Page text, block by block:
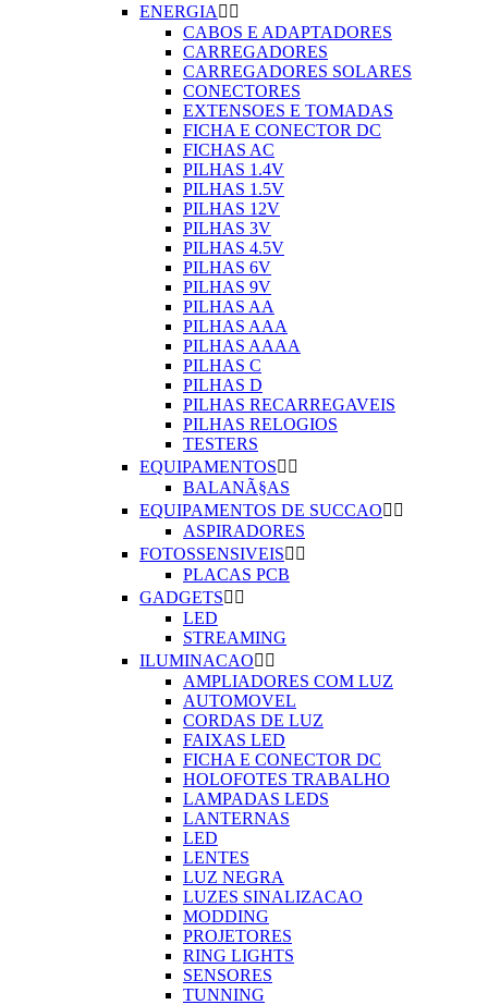
ENERGIA  
CABOS E ADAPTADORES
CARREGADORES
CARREGADORES SOLARES
CONECTORES
EXTENSOES E TOMADAS
FICHA E CONECTOR DC
FICHAS AC
PILHAS 1.4V
PILHAS 1.5V
PILHAS 12V
PILHAS 3V
PILHAS 4.5V
PILHAS 6V
PILHAS 9V
PILHAS AA
PILHAS AAA
PILHAS AAAA
PILHAS C
PILHAS D
PILHAS RECARREGAVEIS
PILHAS RELOGIOS
TESTERS
EQUIPAMENTOS 
BALANÃ§AS
EQUIPAMENTOS DE SUCCAO 
ASPIRADORES
FOTOSSENSIVEIS 
PLACAS PCB
GADGETS 
LED
STREAMING
ILUMINACAO 
AMPLIADORES COM LUZ
AUTOMOVEL
CORDAS DE LUZ
FAIXAS LED
FICHA E CONECTOR DC
HOLOFOTES TRABALHO
LAMPADAS LEDS
LANTERNAS
LED
LENTES
LUZ NEGRA
LUZES SINALIZACAO
MODDING
PROJETORES
RING LIGHTS
SENSORES
TUNNING